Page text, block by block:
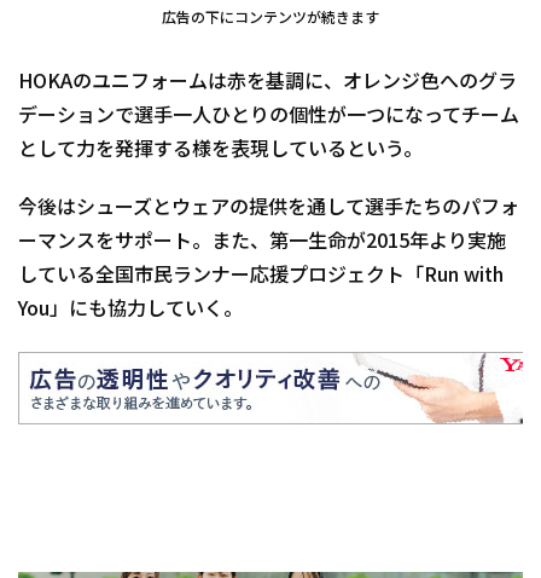
広告の下にコンテンツが続きます
HOKAのユニフォームは赤を基調に、オレンジ色へのグラ
デーションで選手一人ひとりの個性が一つになってチーム
として力を発揮する様を表現しているという。
今後はシューズとウェアの提供を通して選手たちのパフォ
ーマンスをサポート。また、第一生命が2015年より実施
している全国市民ランナー応援プロジェクト「Run with
You」にも協力していく。